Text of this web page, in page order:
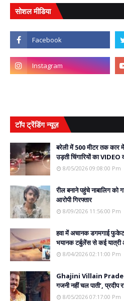
सोशल मीडिया
टॉप ट्रेंडिंग न्यूज़
बरेली में 500 मीटर तक कार
उड़ती चिंगारियों का
8/05/2026 09:08:00 Pm
रील बनाने पहुंचे नाबालिग को
आरोपी गिरफ्तार
8/09/2026 11:56:00 Pm
हवा में अचानक डगमगाई फुकेट
भयानक टर्बुलेंस से कई
8/04/2026 02:11:00 Pm
Ghajini Villain
गजनी नहीं चल पाती’,
8/05/2026 07:17:00 Pm